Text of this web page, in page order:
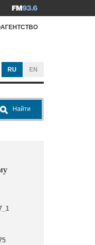
RU EN
Найти